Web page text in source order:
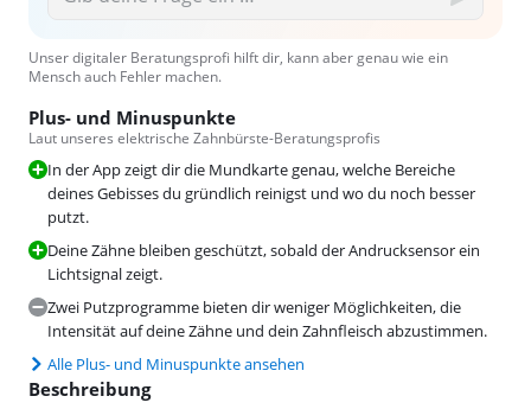
Unser digitaler Beratungsprofi hilft dir, kann aber genau wie ein
Mensch auch Fehler machen.
Plus- und Minuspunkte
Laut unseres elektrische Zahnbürste-Beratungsprofis
In der App zeigt dir die Mundkarte genau, welche Bereiche
deines Gebisses du gründlich reinigst und wo du noch besser
putzt.
Deine Zähne bleiben geschützt, sobald der Andrucksensor ein
Lichtsignal zeigt.
Zwei Putzprogramme bieten dir weniger Möglichkeiten, die
Intensität auf deine Zähne und dein Zahnfleisch abzustimmen.
Alle Plus- und Minuspunkte ansehen
Beschreibung